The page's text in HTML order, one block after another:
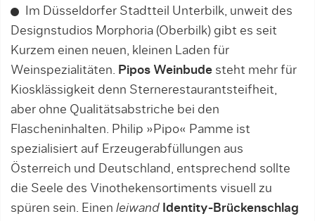
Im Düsseldorfer Stadtteil Unterbilk, unweit des
Designstudios Morphoria (Oberbilk) gibt es seit
Kurzem einen neuen, kleinen Laden für
Weinspezialitäten. Pipos Weinbude steht mehr für
Kiosklässigkeit denn Sternerestaurantsteifheit,
aber ohne Qualitätsabstriche bei den
Flascheninhalten. Philip »Pipo« Pamme ist
spezialisiert auf Erzeugerabfüllungen aus
Österreich und Deutschland, entsprechend sollte
die Seele des Vinothekensortiments visuell zu
spüren sein. Einen leiwand Identity-Brückenschlag